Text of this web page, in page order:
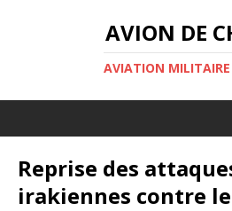
AVION DE
AVIATION MILITAIRE
Reprise des
irakiennes contre